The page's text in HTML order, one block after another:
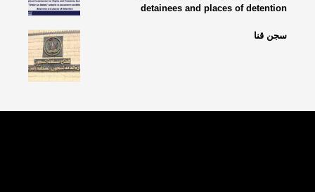
detainees and places of detention
سجن قنا